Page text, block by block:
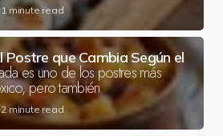
1 minute read
Postre que Cambia Según el
es uno de los postres más
pero también
2 minute read